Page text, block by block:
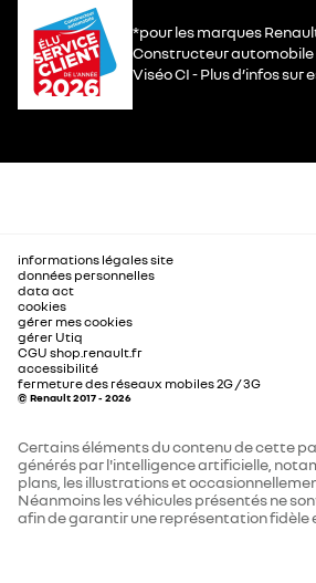
*pour les marques
Constructeur automobile
Viséo CI - Plus d’infos sur
informations légales site
données personnelles
data act
cookies
gérer mes cookies
gérer Utiq
CGU shop.renault.fr
accessibilité
fermeture des réseaux mobiles 2G / 3G
© Renault 2017 - 2026
Certains éléments du contenu de cette
générés par l'intelligence artificielle,
plans, les illustrations et
Néanmoins les véhicules présentés ne
afin de garantir une représentation fidèle